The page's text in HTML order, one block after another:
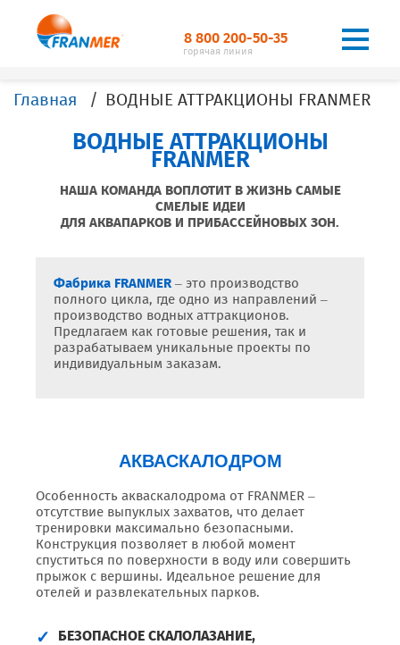
8 800 200-50-35
горячая линия
Главная ВОДНЫЕ АТТРАКЦИОНЫ FRANMER
ВОДНЫЕ АТТРАКЦИОНЫ
FRANMER
НАША КОМАНДА ВОПЛОТИТ В ЖИЗНЬ САМЫЕ
СМЕЛЫЕ ИДЕИ
ДЛЯ АКВАПАРКОВ И ПРИБАССЕЙНОВЫХ ЗОН.
Фабрика FRANMER – это производство
полного цикла, где одно из направлений –
производство водных аттракционов.
Предлагаем как готовые решения, так и
разрабатываем уникальные проекты по
индивидуальным заказам.
АКВАСКАЛОДРОМ
Особенность акваскалодрома от FRANMER –
отсутствие выпуклых захватов, что делает
тренировки максимально безопасными.
Конструкция позволяет в любой момент
спуститься по поверхности в воду или совершить
прыжок с вершины. Идеальное решение для
отелей и развлекательных парков.
БЕЗОПАСНОЕ СКАЛОЛАЗАНИЕ,